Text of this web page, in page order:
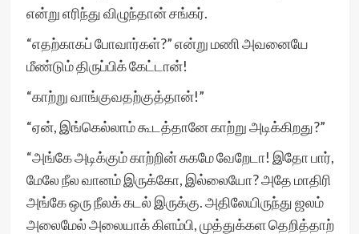
என்று எரிந்து விழுந்தான் சங்கர்.
“எதற்காகப் போவார்கள்?” என்று மணி அவனையே
மீண்டும் திருப்பிக் கேட்டான்!
“காற்று வாங்குவதற்குத்தான்!”
“ஏன், இங்கெல்லாம் கூடத்தானே காற்று அடிக்கிறது?”
“அங்கே அடிக்கும் காற்றின் சுகமே வேறேடா! இதோ பார்,
மேலே நீல வானம் இருக்கோ, இல்லையோ? அதே மாதிரி
அங்கே ஒரு நீலக் கடல் இருக்கு. அதிலேயிருந்து ஜலம்
அலைமேல் அலையாக் கிளம்பி, முத்துக்கள தெறித்தாற்